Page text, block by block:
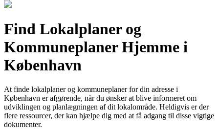
Find Lokalplaner og
Kommuneplaner Hjemme i
København
At finde lokalplaner og kommuneplaner for din adresse i
København er afgørende, når du ønsker at blive informeret om
udviklingen og planlægningen af dit lokalområde. Heldigvis er der
flere ressourcer, der kan hjælpe dig med at få adgang til disse vigtige
dokumenter.